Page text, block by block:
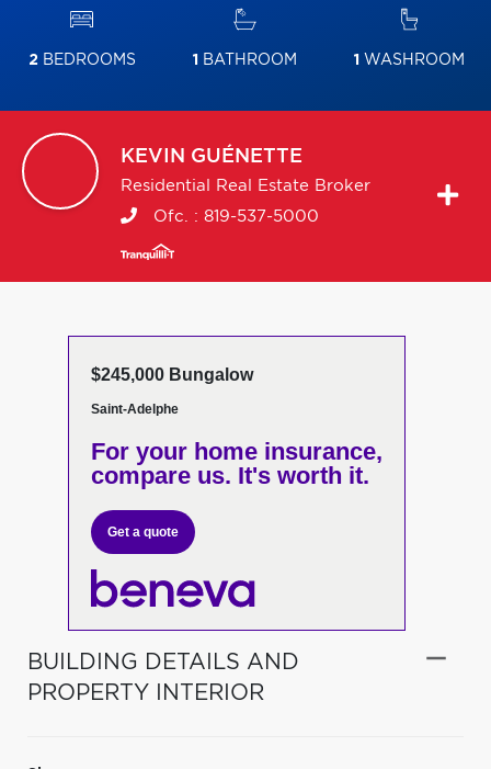
2BEDROOMS 1 BATHROOM 1 WASHROOM
KEVIN GUÉNETTE
Residential Real Estate Broker
Ofc. : 819-537-5000
$245,000 Bungalow
Saint-Adelphe
For your home insurance,
compare us. It's worth it.
Get a quote
BUILDING DETAILS AND
PROPERTY INTERIOR